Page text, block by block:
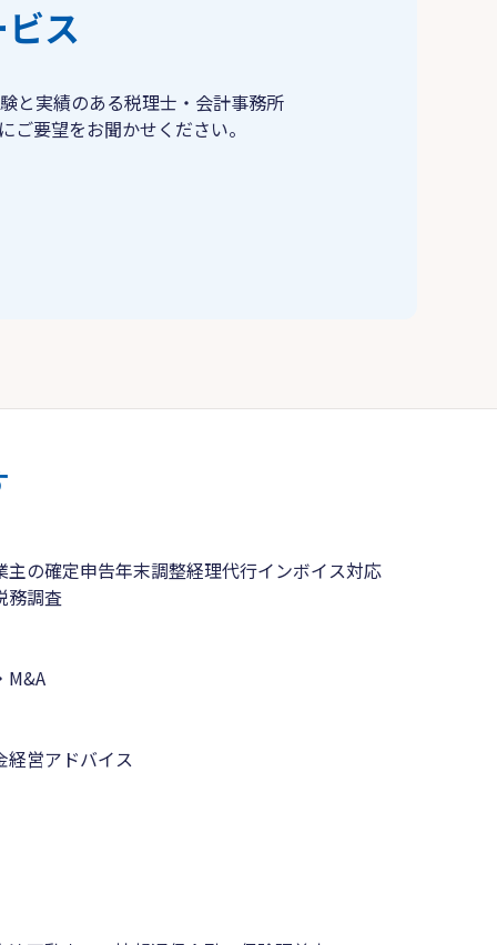
ス
と実績のある税理士・会計事務所
ご要望をお聞かせください。
主の確定申告年末調整経理代行インボイス対応
務調査
M&A
経営アドバイス